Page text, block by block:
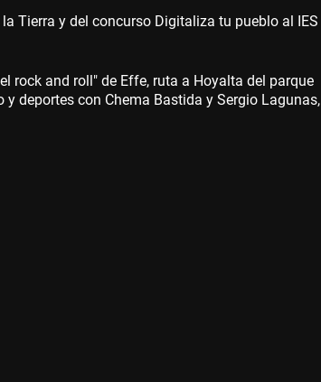
Tierra y del concurso Digitaliza tu pueblo al IES
rock and roll" de Effe, ruta a Hoyalta del parque
deportes con Chema Bastida y Sergio Lagunas,